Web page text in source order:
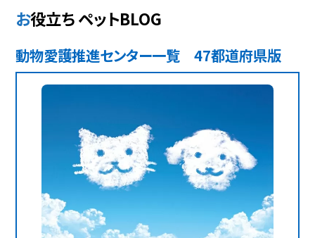
お役立ち ペットBLOG
動物愛護推進センター一覧 47都道府県版